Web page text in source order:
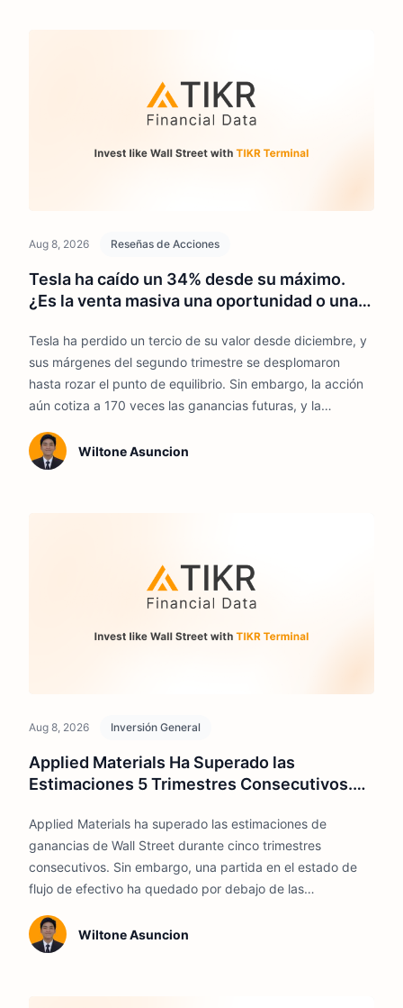
Aug 8, 2026 Reseñas de Acciones
Tesla ha caído un 34% desde su máximo.
¿Es la venta masiva una oportunidad o una
Tesla ha perdido un tercio de su valor desde diciembre, y
sus márgenes del segundo trimestre se desplomaron
hasta rozar el punto de equilibrio. Sin embargo, la acción
aún cotiza a 170 veces las ganancias futuras, y la
hasta la fecha.Wiltone Asuncion
Aug 8, 2026 Inversión General
Applied Materials Ha Superado las
Estimaciones 5 Trimestres Consecutivos.
Applied Materials ha superado las estimaciones de
ganancias de Wall Street durante cinco trimestres
consecutivos. Sin embargo, una partida en el estado de
flujo de efectivo ha quedado por debajo de las
agosto es el momento en que esto se resuelve o se
convierte en el tema central.
Wiltone Asuncion